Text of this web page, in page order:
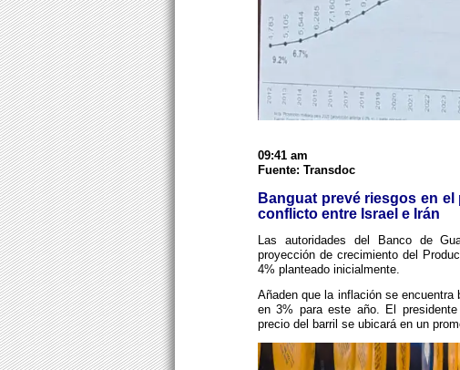
09:41 am
Fuente: Transdoc
Banguat prevé riesgos en
conflicto entre Israel e Irán
Las autoridades del Banco de
proyección de crecimiento del
4% planteado inicialmente.
Añaden que la inflación se
en 3% para este año. El
precio del barril se ubicará en un